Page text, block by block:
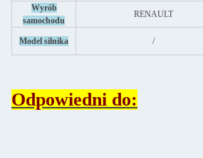
Wyrób
samochodu
RENAULT
Model silnika /
Odpowiedni do: